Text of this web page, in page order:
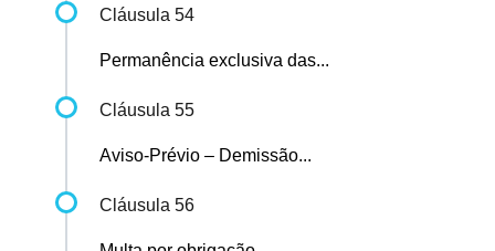
Cláusula 54
Permanência exclusiva das...
Cláusula 55
Aviso-Prévio – Demissão...
Cláusula 56